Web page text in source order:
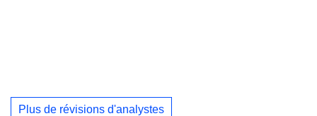
Plus de révisions d'analystes